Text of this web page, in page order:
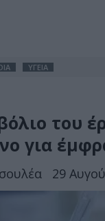
ΥΓΕΙΑ
του
για
29